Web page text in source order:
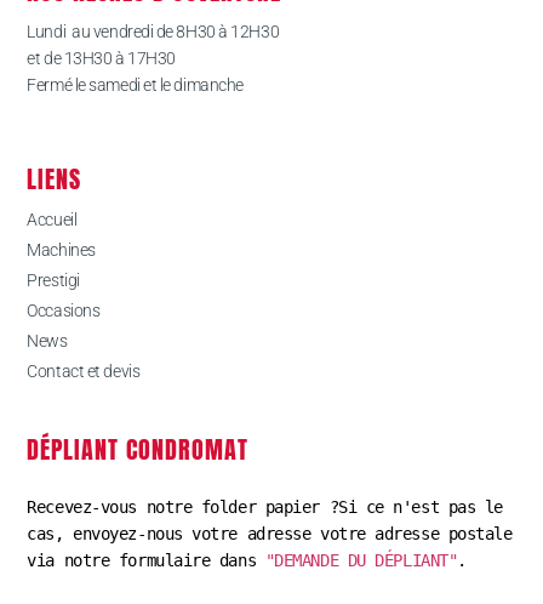
Lundi au vendredi de 8H30 à 12H30
et de 13H30 à 17H30
Fermé le samedi et le dimanche
LIENS
Accueil
Machines
Prestigi
Occasions
News
Contact et devis
DÉPLIANT CONDROMAT
Recevez-vous notre folder papier ?Si ce n'est pas le
cas, envoyez-nous votre adresse votre adresse postale
via notre formulaire dans
"DEMANDE DU DÉPLIANT".